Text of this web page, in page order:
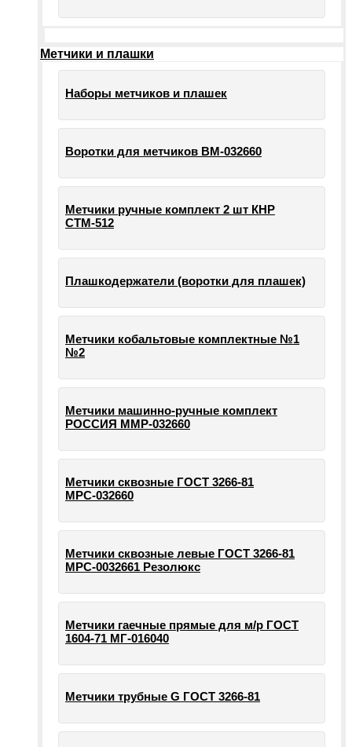
Метчики и плашки
Наборы метчиков и плашек
Воротки для метчиков ВМ-032660
Метчики ручные комплект 2 шт КНР
СТМ-512
Плашкодержатели (воротки для плашек)
Метчики кобальтовые комплектные №1
№2
Метчики машинно-ручные комплект
РОССИЯ ММР-032660
Метчики сквозные ГОСТ 3266-81
МРС-032660
Метчики сквозные левые ГОСТ 3266-81
МРС-0032661 Резолюкс
Метчики гаечные прямые для м/р ГОСТ
1604-71 МГ-016040
Метчики трубные G ГОСТ 3266-81